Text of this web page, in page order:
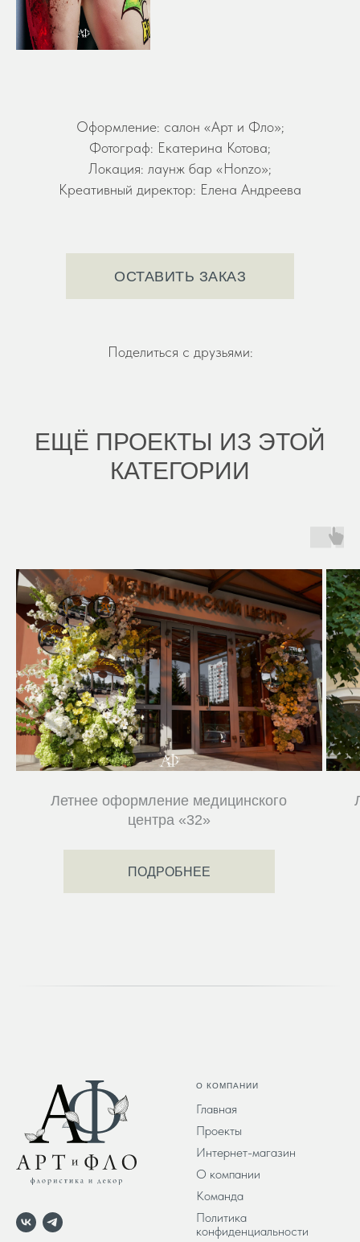
Оформление: салон «Арт и Фло»;
Фотограф: Екатерина Котова;
Локация: лаунж бар «Honzo»;
Креативный директор: Елена Андреева
ОСТАВИТЬ ЗАКАЗ
Поделиться с друзьями:
ЕЩЁ ПРОЕКТЫ ИЗ ЭТОЙ
КАТЕГОРИИ
Летнее оформление медицинского
центра «32»
ПОДРОБНЕЕ
О КОМПАНИИ
Главная
Проекты
Интернет-магазин
О компании
Команда
Политика
конфиденциальности